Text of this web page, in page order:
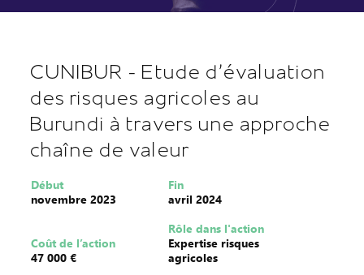
CUNIBUR - Etude d’évaluation
des risques agricoles au
Burundi à travers une approche
chaîne de valeur
Début
novembre 2023
Fin
avril 2024
Coût de l’action
47 000 €
Rôle dans l'action
Expertise risques
agricoles